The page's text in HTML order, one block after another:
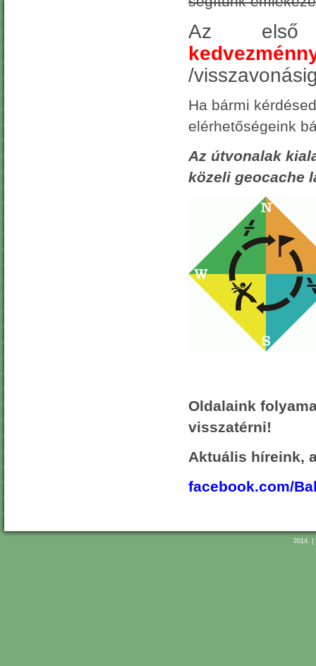
Az
/
Ha bármi
elérhetőségeink
Az útvonalak
közeli geocache
Oldalaink
visszatérni!
Aktuális híreink,
facebook.com/
2014. |